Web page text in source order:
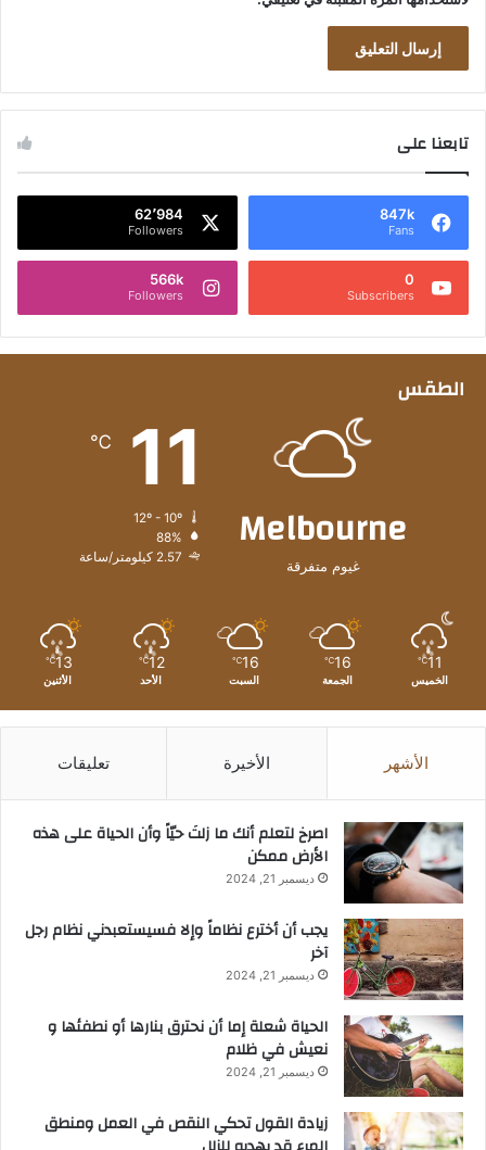
تابعنا على
847k
Fans
62٬984
Followers
0
Subscribers
566k
Followers
الطقس
Melbourne
غيوم متفرقة
11
℃
88%
2.57 كيلومتر/ساعة
11
℃
الخميس
16
℃
الجمعة
16
℃
السبت
12
℃
الأحد
13
℃
الأثنين
الأشهر الأخيرة تعليقات
‫اصرخ لتعلم أنك ما زلتَ حيّاً وأن الحياة على هذه
الأرض ممكن
ديسمبر 21, 2024
يجب أن أخترع نظاماً وإلا فسيستعبدني نظام رجل
آخر
ديسمبر 21, 2024
الحياة شعلة إما أن نحترق بنارها أو نطفئها و
نعيش في ظلام
ديسمبر 21, 2024
زيادة القول تحكي النقص في العمل ومنطق